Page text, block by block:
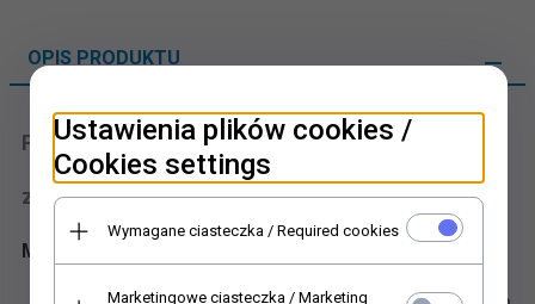
OPIS PRODUKTU
Papier decoupage
zima, Boże Narodzenie
Mikołaje, świąteczne dekoracje, prezenty
Ustawienia plików cookies /
Cookies settings
Wymagane ciasteczka / Required cookies
Marketingowe ciasteczka / Marketing